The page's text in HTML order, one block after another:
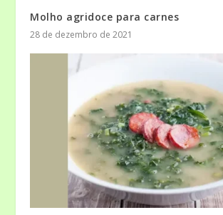
Molho agridoce para carnes
28 de dezembro de 2021